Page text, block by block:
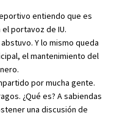
entiendo que es
portavoz de IU.
Y lo mismo queda
el mantenimiento del
por mucha gente.
¿Qué es? A sabiendas
una discusión de